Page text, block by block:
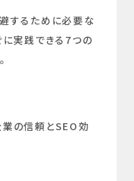
するために必要な
に実践できる7つの
の信頼とSEO効